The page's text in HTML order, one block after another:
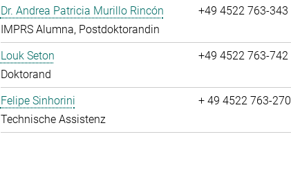
Dr. Andrea Patricia Murillo Rincón
IMPRS Alumna, Postdoktorandin
+49 4522 763-343
Louk Seton
Doktorand
+49 4522 763-742
Felipe Sinhorini
Technische Assistenz
+ 49 4522 763-270